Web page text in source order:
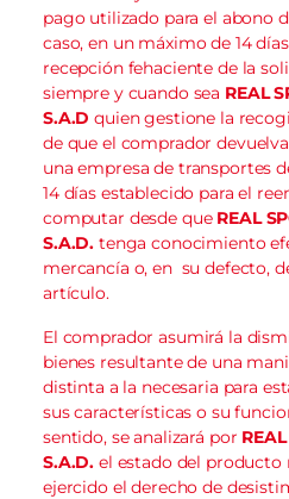
pago utilizado para el abono
caso, en un máximo de 14
recepción fehaciente de la
siempre y cuando sea REAL
S.A.D quien gestione la
de que el comprador
una empresa de transportes
14 días establecido para el
computar desde que REAL
S.A.D. tenga conocimiento
mercancía o, en su defecto,
artículo.
El comprador asumirá la
bienes resultante de una
distinta a la necesaria para
sus características o su
sentido, se analizará por
S.A.D. el estado del producto
ejercido el derecho de